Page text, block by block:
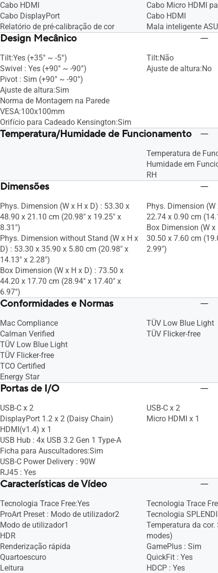
Cabo HDMI
Cabo DisplayPort
Relatório de pré-calibração de cor
Cabo Micro HDMI
Cabo HDMI
Mala inteligente
Design Mecânico
Tilt:Yes (+35° ~ -5°)
Swivel : Yes (+90° ~ -90°)
Pivot : Sim (+90° ~ -90°)
Ajuste de altura:Sim
Norma de Montagem na Parede
VESA:100x100mm
Orifício para Cadeado Kensington:Sim
Tilt:Não
Ajuste de altura:No
Temperatura/Humidade de Funcionamento
Temperatura de
Humidade em
RH
Dimensões
Phys. Dimension (W x H x D) : 53.30 x
48.90 x 21.10 cm (20.98" x 19.25" x
8.31")
Phys. Dimension without Stand (W x H x
D) : 53.30 x 35.90 x 5.80 cm (20.98" x
14.13" x 2.28")
Box Dimension (W x H x D) : 73.50 x
44.20 x 17.70 cm (28.94" x 17.40" x
6.97")
Phys. Dimension
22.74 x 0.90 cm
Box Dimension (W
30.50 x 7.60 cm
2.99")
Conformidades e Normas
Mac Compliance
Calman Verified
TÜV Low Blue Light
TÜV Flicker-free
TCO Certified
Energy Star
TÜV Low Blue Light
TÜV Flicker-free
Portas de I/O
USB-C x 2
DisplayPort 1.2 x 2 (Daisy Chain)
HDMI(v1.4) x 1
USB Hub : 4x USB 3.2 Gen 1 Type-A
Ficha para Auscultadores:Sim
USB-C Power Delivery : 90W
RJ45 : Yes
USB-C x 2
Micro HDMI x 1
Características de Vídeo
Tecnologia Trace Free:Yes
ProArt Preset : Modo de utilizador2
Modo de utilizador1
HDR
Renderização rápida
Quartoescuro
Leitura
Tecnologia Trace
Tecnologia
Temperatura da cor.
modes)
GamePlus : Sim
QuickFit : Yes
HDCP : Yes